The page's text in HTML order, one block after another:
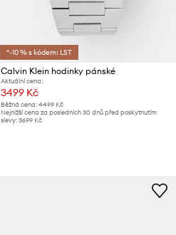
*-10 % s kódem: LST
Calvin Klein hodinky pánské
Aktuální cena:
3499 Kč
Běžná cena: 4499 Kč
Nejnižší cena za posledních 30 dnů před poskytnutím
slevy: 3699 Kč